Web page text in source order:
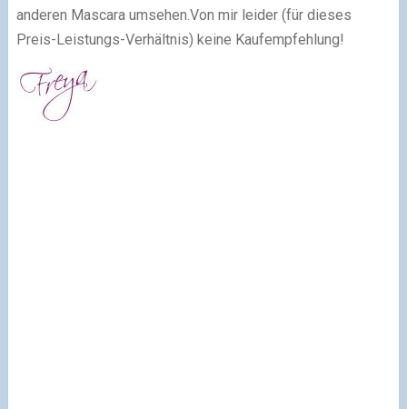
anderen Mascara umsehen. Von mir leider (für dieses
Preis-Leistungs-Verhältnis) keine Kaufempfehlung!